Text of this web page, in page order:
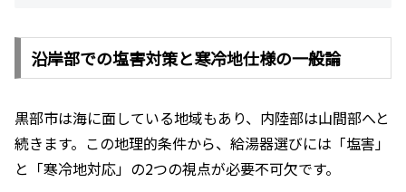
沿岸部での塩害対策と寒冷地仕様の一般論
黒部市は海に面している地域もあり、内陸部は山間部へと
続きます。この地理的条件から、給湯器選びには「塩害」
と「寒冷地対応」の2つの視点が必要不可欠です。